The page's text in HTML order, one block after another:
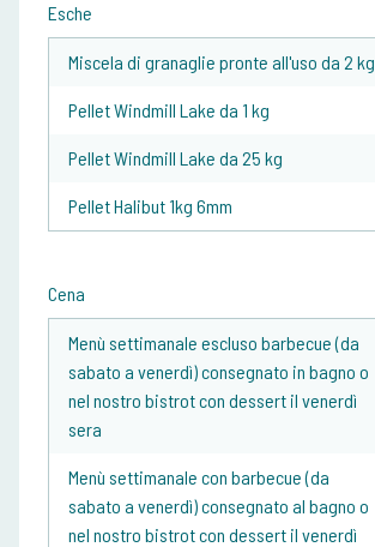
Esche
Miscela di granaglie pronte all'uso da 2 kg
Pellet Windmill Lake da 1 kg
Pellet Windmill Lake da 25 kg
Pellet Halibut 1kg 6mm
Cena
Menù settimanale escluso barbecue (da
sabato a venerdì) consegnato in bagno o
nel nostro bistrot con dessert il venerdì
sera
Menù settimanale con barbecue (da
sabato a venerdì) consegnato al bagno o
nel nostro bistrot con dessert il venerdì